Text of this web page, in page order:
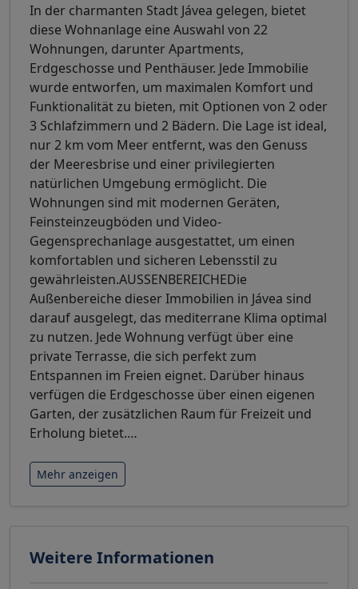
In der charmanten Stadt Jávea gelegen, bietet
diese Wohnanlage eine Auswahl von 22
Wohnungen, darunter Apartments,
Erdgeschosse und Penthäuser. Jede Immobilie
wurde entworfen, um maximalen Komfort und
Funktionalität zu bieten, mit Optionen von 2 oder
3 Schlafzimmern und 2 Bädern. Die Lage ist ideal,
nur 2 km vom Meer entfernt, was den Genuss
der Meeresbrise und einer privilegierten
natürlichen Umgebung ermöglicht. Die
Wohnungen sind mit modernen Geräten,
Feinsteinzeugböden und Video-
Gegensprechanlage ausgestattet, um einen
komfortablen und sicheren Lebensstil zu
gewährleisten.AUSSENBEREICHEDie
Außenbereiche dieser Immobilien in Jávea sind
darauf ausgelegt, das mediterrane Klima optimal
zu nutzen. Jede Wohnung verfügt über eine
private Terrasse, die sich perfekt zum
Entspannen im Freien eignet. Darüber hinaus
verfügen die Erdgeschosse über einen eigenen
Garten, der zusätzlichen Raum für Freizeit und
Erholung bietet.…
Mehr anzeigen
Weitere Informationen